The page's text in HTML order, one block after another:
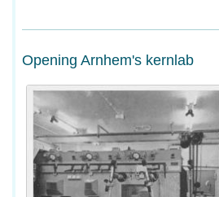
Opening Arnhem's kernlab